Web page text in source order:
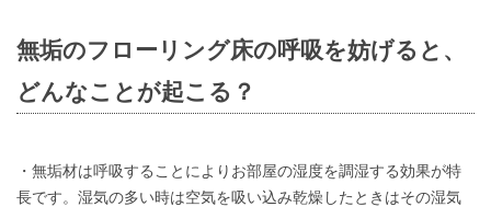
無垢のフローリング床の呼吸を妨げると、
どんなことが起こる？
・無垢材は呼吸することによりお部屋の湿度を調湿する効果が特
長です。湿気の多い時は空気を吸い込み乾燥したときはその湿気